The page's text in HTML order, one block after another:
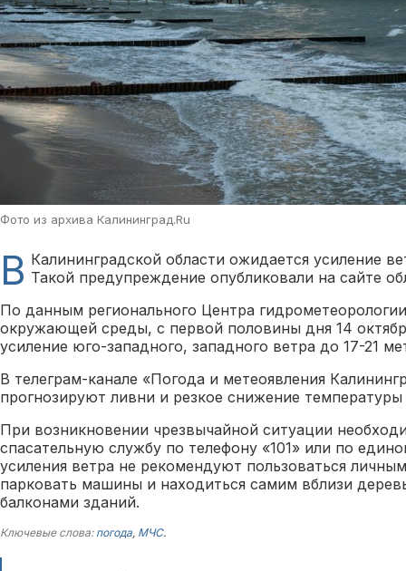
Фото из архива Калининград.Ru
В Калининградской области ожидается усиление
Такой предупреждение опубликовали на сайте
По данным регионального Центра
окружающей среды, с первой половины дня 14
усиление юго-западного, западного ветра до 17-21
В телеграм-канале «Погода и метеоявления
прогнозируют ливни и резкое снижение температуры
При возникновении чрезвычайной ситуации
спасательную службу по телефону «101» или по
усиления ветра не рекомендуют пользоваться
парковать машины и находиться самим вблизи
балконами зданий.
Ключевые слова: погода, МЧС.